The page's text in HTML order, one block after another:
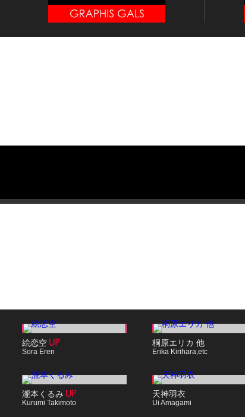
絵恋空
Sora Eren
桐原エリカ 他
Erika Kirihara,etc
瀧本くるみ
Kurumi Takimoto
天神羽衣
Ui Amagami